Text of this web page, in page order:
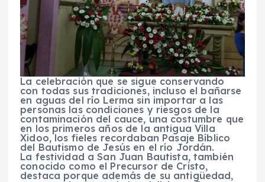
La celebración que se sigue conservando
con todas sus tradiciones, incluso el bañarse
en aguas del río Lerma sin importar a las
personas las condiciones y riesgos de la
contaminación del cauce, una costumbre que
en los primeros años de la antigua Villa
Xidoo, los fieles recordaban Pasaje Bíblico
del Bautismo de Jesús en el río Jordán.
La festividad a San Juan Bautista, también
conocido como el Precursor de Cristo,
destaca porque además de su antigüedad,